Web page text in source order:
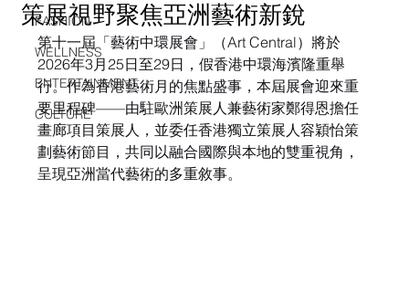
FASHION
WELLNESS
ENTERTAINMENT
CULTURE
策展視野聚焦亞洲藝術新銳
第十一屆「藝術中環展會」（Art Central）將於
2026年3月25日至29日，假香港中環海濱隆重舉
行。作為香港藝術月的焦點盛事，本屆展會迎來重
要里程碑——由駐歐洲策展人兼藝術家鄭得恩擔任
畫廊項目策展人，並委任香港獨立策展人容穎怡策
劃藝術節目，共同以融合國際與本地的雙重視角，
呈現亞洲當代藝術的多重敘事。